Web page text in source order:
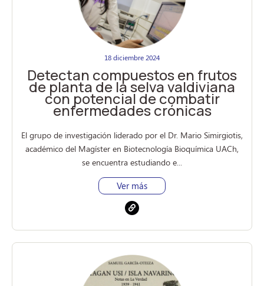
18 diciembre 2024
Detectan compuestos en frutos
de planta de la selva valdiviana
con potencial de combatir
enfermedades crónicas
El grupo de investigación liderado por el Dr. Mario Simirgiotis,
académico del Magíster en Biotecnología Bioquímica UACh,
se encuentra estudiando e...
Ver más